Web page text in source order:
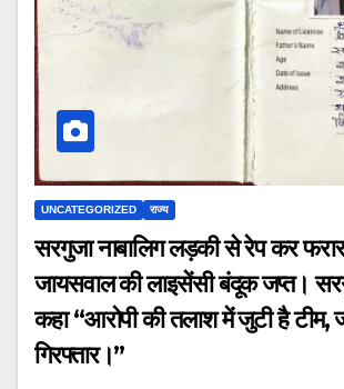
UNCATEGORIZED राज्य
सरगुजा नाबालिग लड़की से रेप कर
जायसवाल की लाइसेंसी बंदूक जप्त।
कहा “आरोपी की तलाश में जुटी है टीम,
गिरफ्तार।”